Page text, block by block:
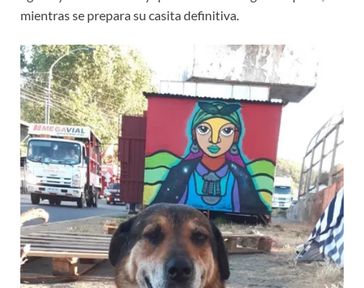
mientras se prepara su casita definitiva.